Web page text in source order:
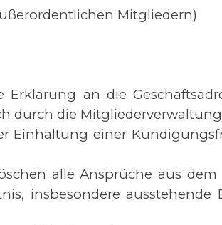
Mitgliedern)
an die
durch die
Einhaltung einer
alle Ansprüche aus dem
insbesondere ausstehende